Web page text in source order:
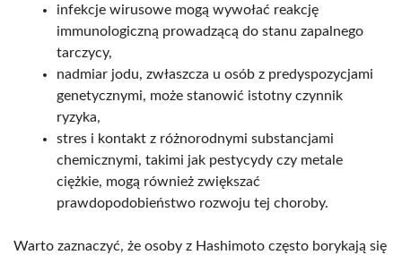
infekcje wirusowe mogą wywołać reakcję
immunologiczną prowadzącą do stanu zapalnego
tarczycy,
nadmiar jodu, zwłaszcza u osób z predyspozycjami
genetycznymi, może stanowić istotny czynnik
ryzyka,
stres i kontakt z różnorodnymi substancjami
chemicznymi, takimi jak pestycydy czy metale
ciężkie, mogą również zwiększać
prawdopodobieństwo rozwoju tej choroby.
Warto zaznaczyć, że osoby z Hashimoto często borykają się